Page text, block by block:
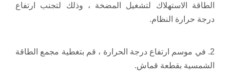
الطاقة الاستهلاك لتشغيل المضخة ، وذلك لتجنب ارتفاع
درجة حرارة النظام.
2. في موسم ارتفاع درجة الحرارة ، قم بتغطية مجمع الطاقة
الشمسية بقطعة قماش.